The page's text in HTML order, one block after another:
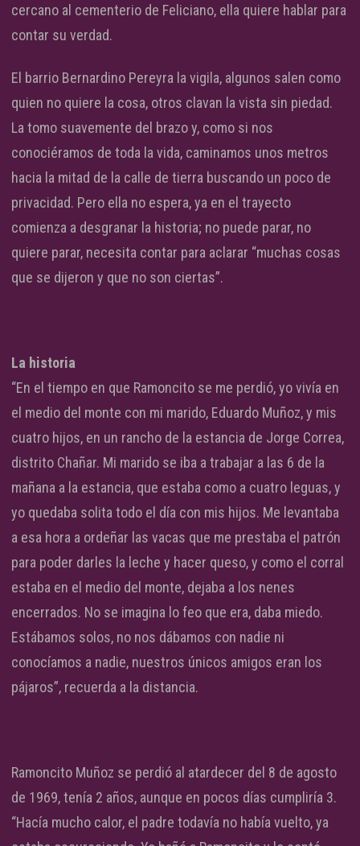
cercano al cementerio de Feliciano, ella quiere hablar para
contar su verdad.
El barrio Bernardino Pereyra la vigila, algunos salen como
quien no quiere la cosa, otros clavan la vista sin piedad.
La tomo suavemente del brazo y, como si nos
conociéramos de toda la vida, caminamos unos metros
hacia la mitad de la calle de tierra buscando un poco de
privacidad. Pero ella no espera, ya en el trayecto
comienza a desgranar la historia; no puede parar, no
quiere parar, necesita contar para aclarar “muchas cosas
que se dijeron y que no son ciertas”.
La historia
“En el tiempo en que Ramoncito se me perdió, yo vivía en
el medio del monte con mi marido, Eduardo Muñoz, y mis
cuatro hijos, en un rancho de la estancia de Jorge Correa,
distrito Chañar. Mi marido se iba a trabajar a las 6 de la
mañana a la estancia, que estaba como a cuatro leguas, y
yo quedaba solita todo el día con mis hijos. Me levantaba
a esa hora a ordeñar las vacas que me prestaba el patrón
para poder darles la leche y hacer queso, y como el corral
estaba en el medio del monte, dejaba a los nenes
encerrados. No se imagina lo feo que era, daba miedo.
Estábamos solos, no nos dábamos con nadie ni
conocíamos a nadie, nuestros únicos amigos eran los
pájaros”, recuerda a la distancia.
Ramoncito Muñoz se perdió al atardecer del 8 de agosto
de 1969, tenía 2 años, aunque en pocos días cumpliría 3.
“Hacía mucho calor, el padre todavía no había vuelto, ya